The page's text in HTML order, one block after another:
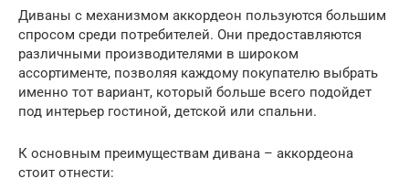
Диваны с механизмом аккордеон пользуются большим
спросом среди потребителей. Они предоставляются
различными производителями в широком
ассортименте, позволяя каждому покупателю выбрать
именно тот вариант, который больше всего подойдет
под интерьер гостиной, детской или спальни.
К основным преимуществам дивана – аккордеона
стоит отнести: